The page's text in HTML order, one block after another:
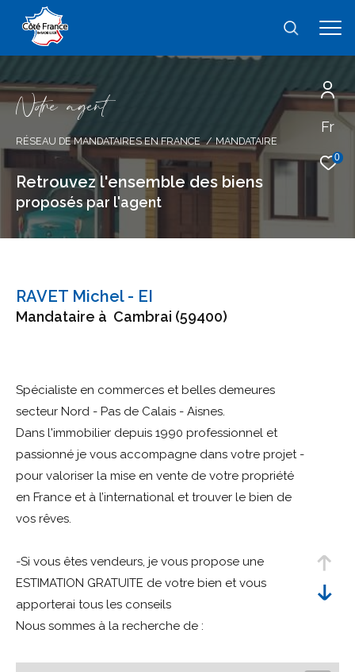
Fr
0
Nore agent
RÉSEAU DE MANDATAIRES EN FRANCE MANDATAIRE
Retrouvez l'ensemble des biens
proposés par l'agent
RAVET Michel - EI
Mandataire à Cambrai (59400)
Spécialiste en commerces et belles demeures
secteur Nord - Pas de Calais - Aisnes.
Dans l'immobilier depuis 1990 professionnel et
passionné je vous accompagne dans votre projet -
pour valoriser la mise en vente de votre propriété
en France et à l’international et trouver le bien de
vos rêves.
-Si vous êtes vendeurs, je vous propose une
ESTIMATION GRATUITE de votre bien et vous
apporterai tous les conseils
Nous sommes à la recherche de :
Effectuer une recherche
et trouver le bien qui correspond à vos
critères
Type
d'offre
Type d'offre
de
bien
type de bien
Budget
Surface
Surface
Pièces
Pièces
AFFINER LES CRITÈRES